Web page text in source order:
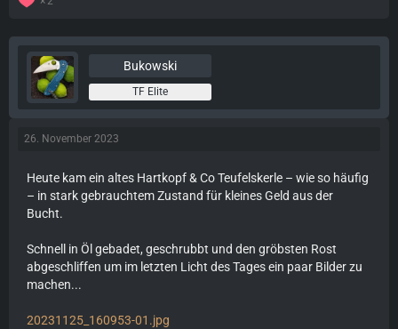
Bukowski
TF Elite
26. November 2023
Heute kam ein altes Hartkopf & Co Teufelskerle – wie so häufig
– in stark gebrauchtem Zustand für kleines Geld aus der
Bucht.
Schnell in Öl gebadet, geschrubbt und den gröbsten Rost
abgeschliffen um im letzten Licht des Tages ein paar Bilder zu
machen...
20231125_160953-01.jpg